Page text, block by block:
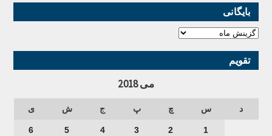
بایگانی
تقویم
می 2018
د س چ پ ج ش ی
1
2
3
4
5
6